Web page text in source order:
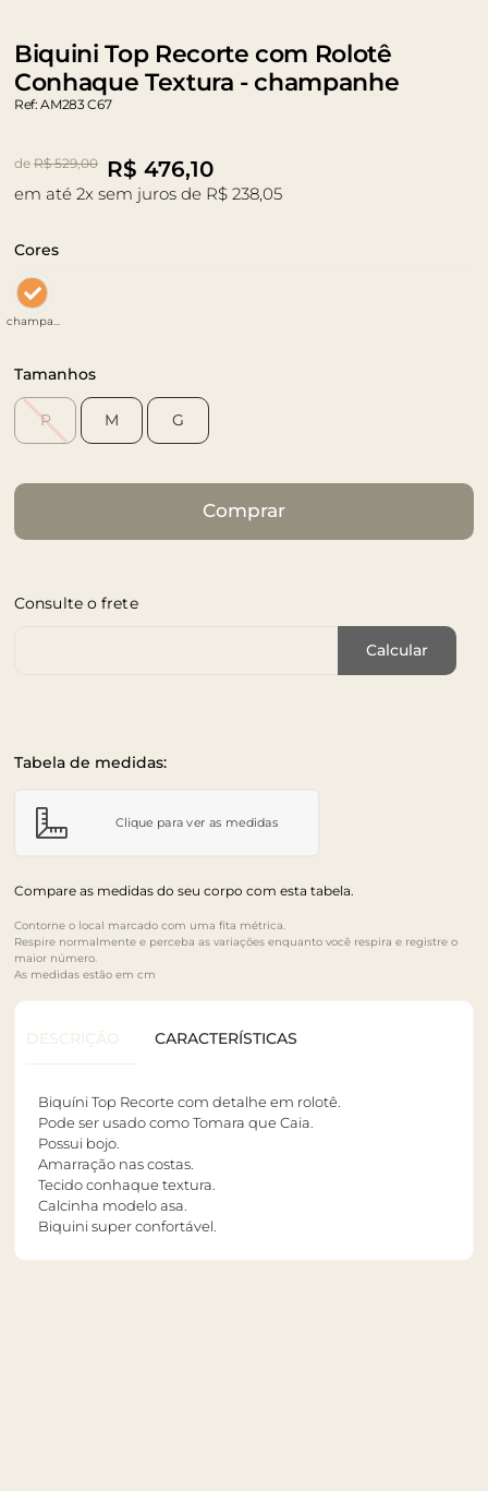
Biquini Top Recorte com Rolotê
Conhaque Textura - champanhe
Ref: AM283 C67
de R$ 529,00 R$ 476,10
em até 2x sem juros de R$ 238,05
Cores
champanhe
Tamanhos
P M G
Comprar
Consulte o frete
Calcular
Tabela de medidas:
Clique para ver as medidas
Compare as medidas do seu corpo com esta tabela.
Contorne o local marcado com uma fita métrica.
Respire normalmente e perceba as variações enquanto você respira e registre o
maior número.
As medidas estão em cm
DESCRIÇÃO CARACTERÍSTICAS
Biquíni Top Recorte com detalhe em rolotê.
Pode ser usado como Tomara que Caia.
Possui bojo.
Amarração nas costas.
Tecido conhaque textura.
Calcinha modelo asa.
Biquini super confortável.